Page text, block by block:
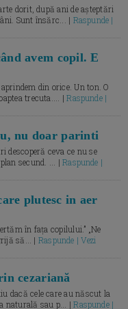
dorit, după ani de așteptări
Sunt însărc... | Raspunde |
avem copil. E
din orice. Un ton. O
trecuta.... |Raspunde |
nu doar parinti
descoperă ceva ce nu se
secund. ... |Raspunde |
plutesc in aer
în fața copilului.” „Ne
să... | Raspunde | Vezi
cezariană
dacă cele care au născut la
naturală sau p... |Raspunde |